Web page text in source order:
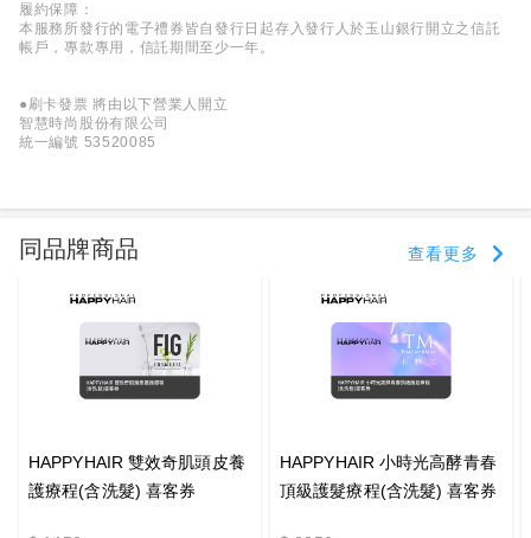
履約保障：
本服務所發行的電子禮券皆自發行日起存入發行人於玉山銀行開立之信託
帳戶，專款專用，信託期間至少一年。
●刷卡發票 將由以下營業人開立
智慧時尚股份有限公司
統一編號 53520085
同品牌商品 查看更多
HAPPYHAIR 雙效奇肌頭皮養
護療程(含洗髮) 喜客券
HAPPYHAIR 小時光高酵青春
頂級護髮療程(含洗髮) 喜客券